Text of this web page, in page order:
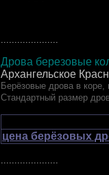
Дрова березовые
Архангельское
Берёзовые дрова в коре,
Стандартный размер
цена берёзовых